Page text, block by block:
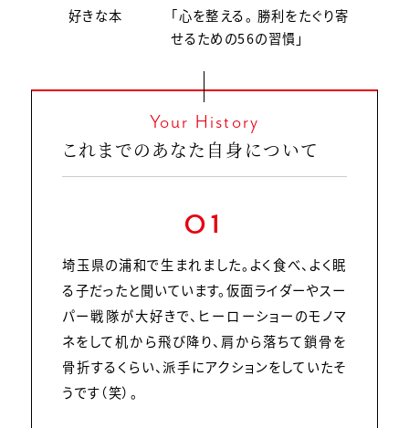
好きな本
「心を整える。 勝利をたぐり寄
せるための56の習慣」
Your History
これまでのあなた自身について
01
埼玉県の浦和で生まれました。よく食べ、よく眠
る子だったと聞いています。仮面ライダーやスー
パー戦隊が大好きで、ヒーローショーのモノマ
ネをして机から飛び降り、肩から落ちて鎖骨を
骨折するくらい、派手にアクションをしていたそ
うです（笑）。